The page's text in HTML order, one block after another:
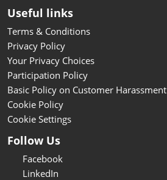
Useful links
Terms & Conditions
Privacy Policy
Your Privacy Choices
Participation Policy
Basic Policy on Customer Harassment
Cookie Policy
Cookie Settings
Follow Us
Facebook
LinkedIn